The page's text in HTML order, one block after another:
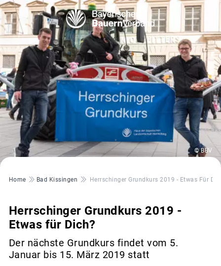
© BBV
Pfadnavigation
Home Bad Kissingen Herrschinger Grundkurs 2019 - Etwas Für
Herrschinger Grundkurs 2019 -
Etwas für Dich?
Der nächste Grundkurs findet vom 5.
Januar bis 15. März 2019 statt